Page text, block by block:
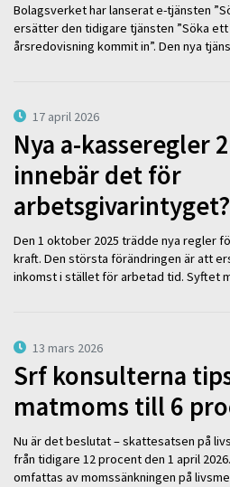
Bolagsverket har lanserat e-tjänsten
ersätter den tidigare tjänsten ”Söka
årsredovisning kommit in”. Den nya
17 april 2026
Nya a-kasseregler
innebär det för
arbetsgivarintyget?
Den 1 oktober 2025 trädde nya regler
kraft. Den största förändringen är att
inkomst i stället för arbetad tid. Syftet
13 mars 2026
Srf konsulterna
matmoms till 6
Nu är det beslutat – skattesatsen på
från tidigare 12 procent den 1 april
omfattas av momssänkningen på